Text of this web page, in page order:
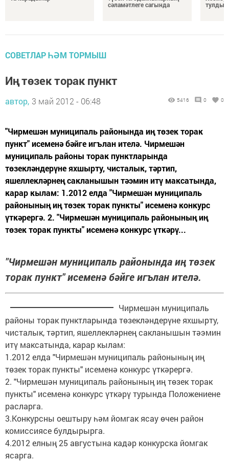
сәламәтлеге сагында
тулды
СОВЕТЛАР ҺӘМ ТОРМЫШ
Иң төзек торак пункт
автор, 3 май 2012 - 06:48 5416 0 0
"Чирмешән муниципаль районында иң төзек торак
пункт" исеменә бәйге игълан ителә. Чирмешән
муниципаль районы торак пунктларында
төзекләндерүне яхшырту, чисталык, тәртип,
яшеллекләрнең сакланышын тәэмин итү максатында,
карар кылам: 1.2012 елда "Чирмешән муниципаль
районының иң төзек торак пункты" исеменә конкурс
үткәрергә. 2. "Чирмешән муниципаль районының иң
төзек торак пункты" исеменә конкурс үткәрү...
"Чирмешән муниципаль районында иң төзек
торак пункт" исеменә бәйге игълан ителә.
Чирмешән муниципаль
районы торак пунктларында төзекләндерүне яхшырту,
чисталык, тәртип, яшеллекләрнең сакланышын тәэмин
итү максатында, карар кылам:
1.2012 елда "Чирмешән муниципаль районының иң
төзек торак пункты" исеменә конкурс үткәрергә.
2. "Чирмешән муниципаль районының иң төзек торак
пункты" исеменә конкурс үткәрү турында Положениене
расларга.
3.Конкурсны оештыру һәм йомгак ясау өчен район
комиссиясе булдырырга.
4.2012 елның 25 августына кадәр конкурска йомгак
ясарга.